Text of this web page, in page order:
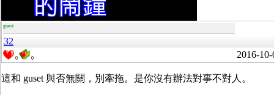
guest
32
0 0 2016-10-
這和 guset 與否無關，別牽拖。是你沒有辦法對事不對人。